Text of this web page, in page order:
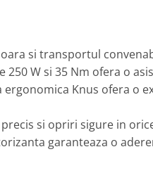
si transportul
250 W si 35 Nm ofera o
Knus ofera o
si opriri sigure in
garanteaza o